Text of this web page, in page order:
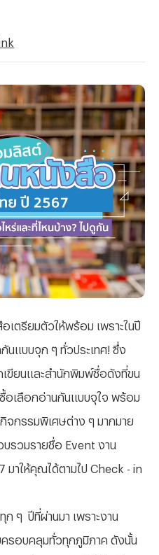
เตรียมตัวให้พร้อม เพราะในปี
นแบบจุก ๆ ทั่วประเทศ! ซึ่ง
เขียนและสำนักพิมพ์ชื่อดังที่ขน
อเลือกอ่านกันแบบจุใจ พร้อม
จกรรมพิเศษต่าง ๆ มากมาย
บรวมรายชื่อ Event งาน
มาให้คุณได้ตามไป Check - in
ๆ ปีที่ผ่านมา เพราะงาน
รอบคลุมทั่วทุกภูมิภาค ดังนั้น